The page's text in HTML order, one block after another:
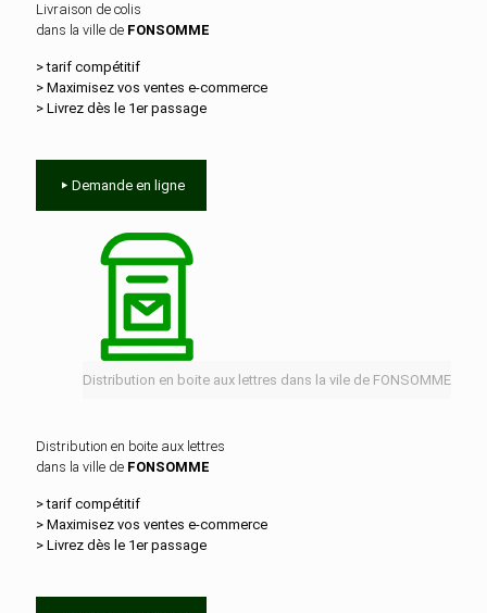
Livraison de colis
dans la ville de FONSOMME
> tarif compétitif
> Maximisez vos ventes e‑commerce
> Livrez dès le 1er passage
Demande en ligne
Distribution en boite aux lettres dans la vile de FONSOMME
Distribution en boite aux lettres
dans la ville de FONSOMME
> tarif compétitif
> Maximisez vos ventes e‑commerce
> Livrez dès le 1er passage